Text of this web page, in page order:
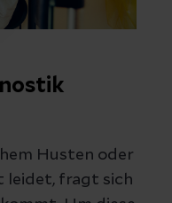
Husten oder
leidet, fragt sich